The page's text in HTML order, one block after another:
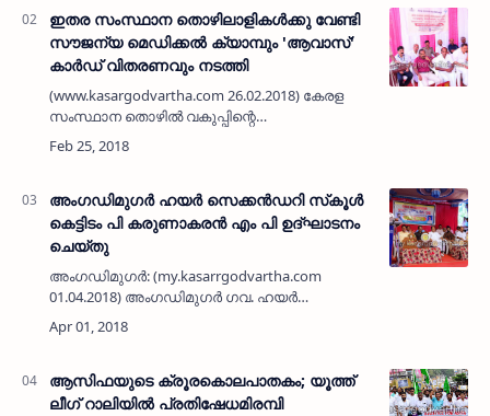
ഇതര സംസ്ഥാന തൊഴിലാളികള്‍ക്കു വേണ്ടി
സൗജന്യ മെഡിക്കല്‍ ക്യാമ്പും 'ആവാസ്'
കാര്‍ഡ് വിതരണവും നടത്തി
(www.kasargodvartha.com 26.02.2018) കേരള
സംസ്ഥാന തൊഴില്‍ വകുപ്പിന്റെ
ആഭിമുഖ്യത്തില്‍ ഇതര സംസ്ഥാന കുടിയേറ്റ
തൊഴിലാളികള്‍ക്കു വേണ്ടി സൗജന്യ മെഡിക്കല്‍
അംഗഡിമുഗര്‍ ഹയര്‍ സെക്കന്‍ഡറി സ്‌കൂള്‍
കെട്ടിടം പി കരുണാകരന്‍ എം പി ഉദ്ഘാടനം
ചെയ്തു
അംഗഡിമുഗര്‍: (my.kasarrgodvartha.com
01.04.2018) അംഗഡിമുഗര്‍ ഗവ. ഹയര്‍
സെക്കന്‍ഡറി സ്‌കൂളിനായി കാസര്‍കോട് ജില്ല
വികസന പാക്കേജില്‍ ഉള്‍പ്പെടുത്തി നിര്‍മ്മിച്ച
ആസിഫയുടെ ക്രൂരകൊലപാതകം; യൂത്ത്
ലീഗ് റാലിയില്‍ പ്രതിഷേധമിരമ്പി